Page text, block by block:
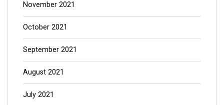
November 2021
October 2021
September 2021
August 2021
July 2021